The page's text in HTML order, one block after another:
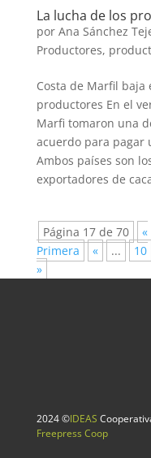
La lucha de los
por Ana Sánchez
Productores,
Costa de Marfil baja
productores En el
Marfi tomaron una
acuerdo para pagar
Ambos países son
exportadores de
Página 17 de 70
«
Primera
« ... 10
»
2024 ©IDEAS
Freepress Coop